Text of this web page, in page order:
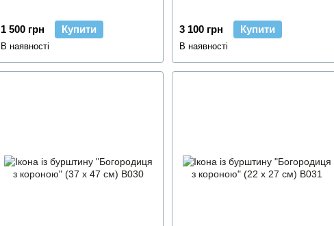
1 500 грн Купити
В наявності
3 100 грн Купити
В наявності